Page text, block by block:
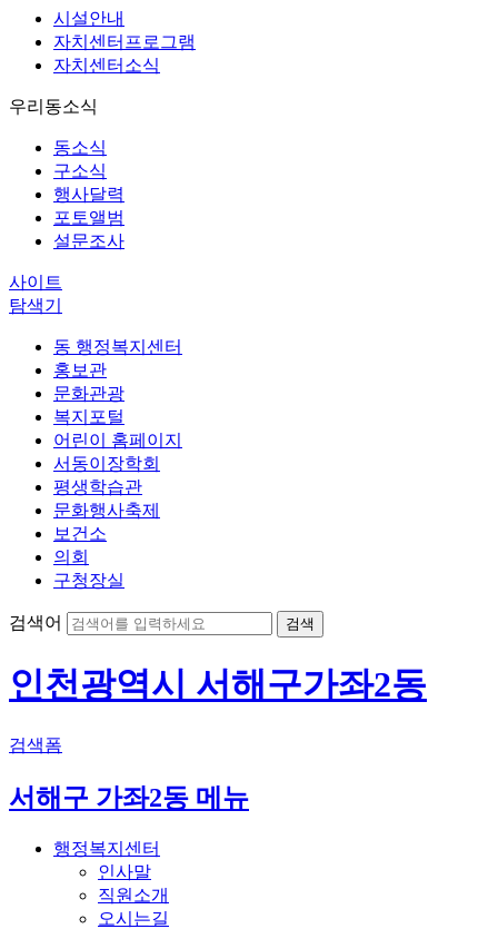
시설안내
자치센터프로그램
자치센터소식
우리동소식
동소식
구소식
행사달력
포토앨범
설문조사
사이트
탐색기
동 행정복지센터
홍보관
문화관광
복지포털
어린이 홈페이지
서동이장학회
평생학습관
문화행사축제
보건소
의회
구청장실
검색어
인천광역시 서해구가좌2동
검색폼
서해구 가좌2동 메뉴
행정복지센터
인사말
직원소개
오시는길